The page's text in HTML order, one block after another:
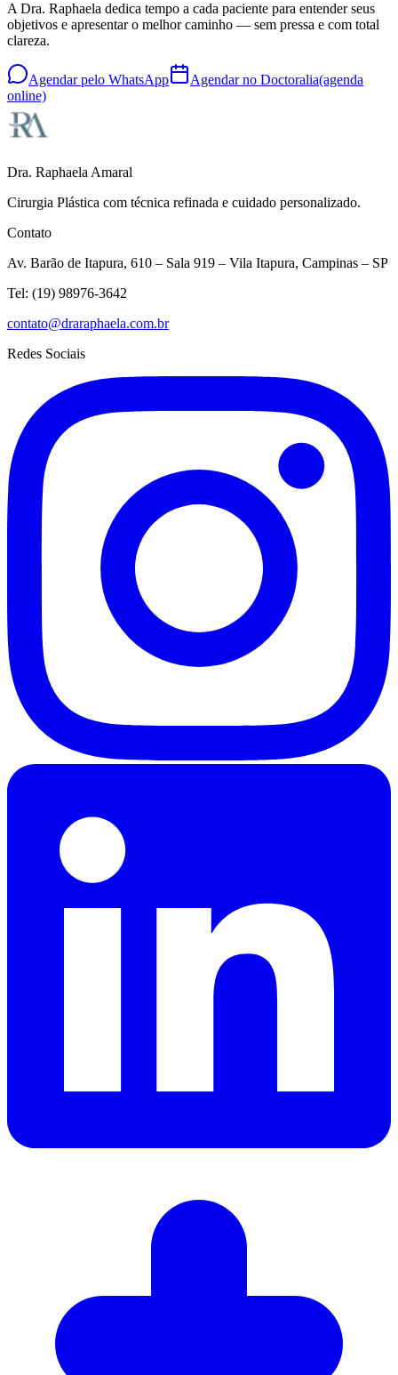
A Dra. Raphaela dedica tempo a cada paciente para entender seus
objetivos e apresentar o melhor caminho — sem pressa e com total
clareza.
Agendar pelo WhatsApp Agendar no Doctoralia(agenda
online)
Dra. Raphaela Amaral
Cirurgia Plástica com técnica refinada e cuidado personalizado.
Contato
Av. Barão de Itapura, 610 – Sala 919 – Vila Itapura, Campinas – SP
Tel: (19) 98976-3642
contato@draraphaela.com.br
Redes Sociais